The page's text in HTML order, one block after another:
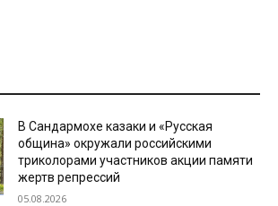
В Сандармохе казаки и «Русская
община» окружали российскими
триколорами участников акции памяти
жертв репрессий
05.08.2026